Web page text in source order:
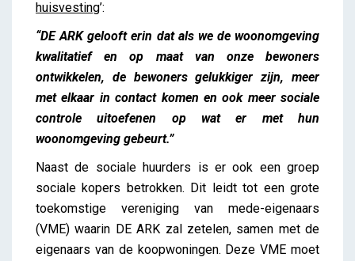
huisvesting’:
“DE ARK gelooft erin dat als we de woonomgeving
kwalitatief en op maat van onze bewoners
ontwikkelen, de bewoners gelukkiger zijn, meer
met elkaar in contact komen en ook meer sociale
controle uitoefenen op wat er met hun
woonomgeving gebeurt.”
Naast de sociale huurders is er ook een groep
sociale kopers betrokken. Dit leidt tot een grote
toekomstige vereniging van mede-eigenaars
(VME) waarin DE ARK zal zetelen, samen met de
eigenaars van de koopwoningen. Deze VME moet